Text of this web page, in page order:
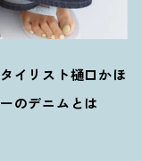
イリスト樋口かほ
のデニムとは